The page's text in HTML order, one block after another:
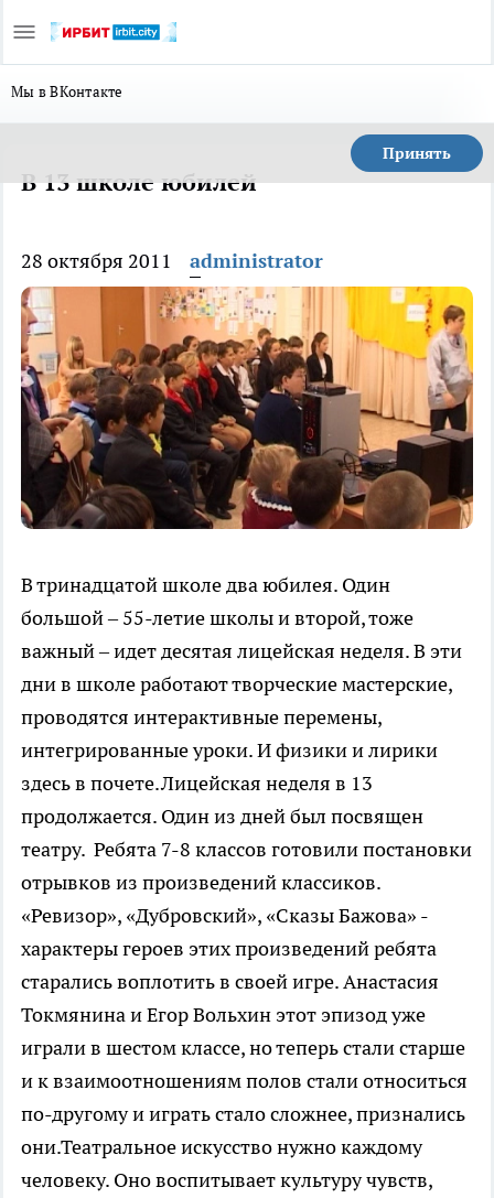
Мы в ВКонтакте
Принять
В 13 школе юбилей
28 октября 2011 administrator
В тринадцатой школе два юбилея. Один
большой – 55-летие школы и второй, тоже
важный – идет десятая лицейская неделя. В эти
дни в школе работают творческие мастерские,
проводятся интерактивные перемены,
интегрированные уроки. И физики и лирики
здесь в почете.Лицейская неделя в 13
продолжается. Один из дней был посвящен
театру. Ребята 7-8 классов готовили постановки
отрывков из произведений классиков.
«Ревизор», «Дубровский», «Сказы Бажова» -
характеры героев этих произведений ребята
старались воплотить в своей игре. Анастасия
Токмянина и Егор Вольхин этот эпизод уже
играли в шестом классе, но теперь стали старше
и к взаимоотношениям полов стали относиться
по-другому и играть стало сложнее, признались
они.Театральное искусство нужно каждому
человеку. Оно воспитывает культуру чувств,